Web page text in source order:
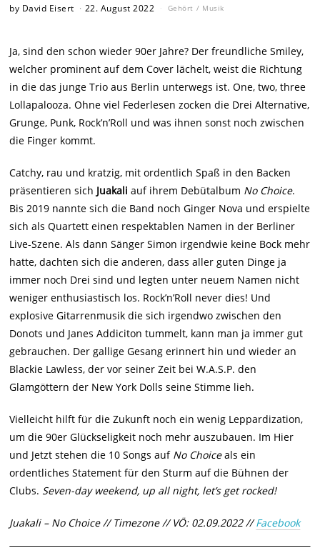
by David Eisert 22. August 2022 Gehört / Musik
Ja, sind den schon wieder 90er Jahre? Der freundliche Smiley,
welcher prominent auf dem Cover lächelt, weist die Richtung
in die das junge Trio aus Berlin unterwegs ist. One, two, three
Lollapalooza. Ohne viel Federlesen zocken die Drei Alternative,
Grunge, Punk, Rock’n’Roll und was ihnen sonst noch zwischen
die Finger kommt.
Catchy, rau und kratzig, mit ordentlich Spaß in den Backen
präsentieren sich Juakali auf ihrem Debütalbum No Choice.
Bis 2019 nannte sich die Band noch Ginger Nova und erspielte
sich als Quartett einen respektablen Namen in der Berliner
Live-Szene. Als dann Sänger Simon irgendwie keine Bock mehr
hatte, dachten sich die anderen, dass aller guten Dinge ja
immer noch Drei sind und legten unter neuem Namen nicht
weniger enthusiastisch los. Rock’n’Roll never dies! Und
explosive Gitarrenmusik die sich irgendwo zwischen den
Donots und Janes Addiciton tummelt, kann man ja immer gut
gebrauchen. Der gallige Gesang erinnert hin und wieder an
Blackie Lawless, der vor seiner Zeit bei W.A.S.P. den
Glamgöttern der New York Dolls seine Stimme lieh.
Vielleicht hilft für die Zukunft noch ein wenig Leppardization,
um die 90er Glückseligkeit noch mehr auszubauen. Im Hier
und Jetzt stehen die 10 Songs auf No Choiceals ein
ordentliches Statement für den Sturm auf die Bühnen der
Clubs. Seven-day weekend, up all night, let’s get rocked!
Juakali – No Choice // Timezone // VÖ: 02.09.2022 //Facebook